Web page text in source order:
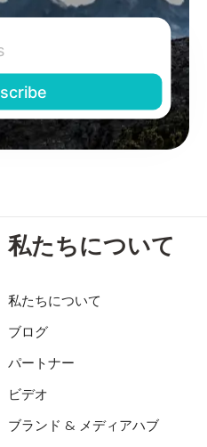
私たちについて
私たちについて
ブログ
パートナー
ビデオ
ブランド & メディアハブ